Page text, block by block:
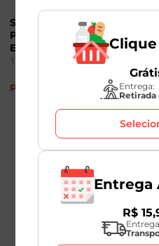
Produto Indisponível
Salgadinho de
Presunto Fandangos
Elma Chips 60g
1
Entrega:
Retirada
Entrega
R$ 15,